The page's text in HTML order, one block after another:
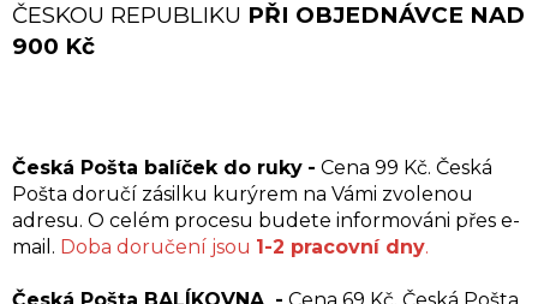
ČESKOU REPUBLIKU PŘI OBJEDNÁVCE NAD
900 Kč
Česká Pošta balíček do ruky - Cena 99 Kč. Česká
Pošta doručí zásilku kurýrem na Vámi zvolenou
adresu. O celém procesu budete informováni přes e-
mail. Doba doručení jsou 1-2 pracovní dny.